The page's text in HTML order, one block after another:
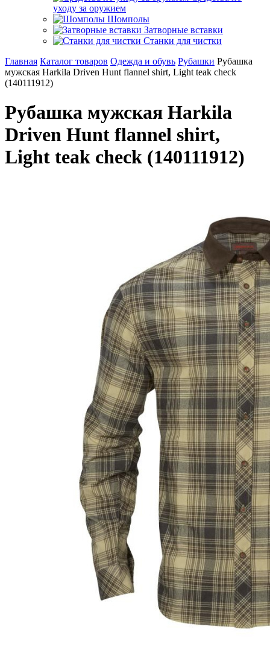
уходу за оружием
Шомполы
Затворные вставки
Станки для чистки
Главная Каталог товаров Одежда и обувь Рубашки Рубашка
мужская Harkila Driven Hunt flannel shirt, Light teak check
(140111912)
Рубашка мужская Harkila
Driven Hunt flannel shirt,
Light teak check (140111912)